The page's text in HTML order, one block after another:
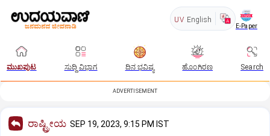
UV English
E-Paper
ಮುಖಪುಟ ಸುದ್ದಿ ವಿಭಾಗ ದಿನ ಭವಿಷ್ಯ ಹೊಂಗಿರಣ Search
ADVERTISEMENT
ರಾಷ್ಟ್ರೀಯ SEP 19, 2023, 9:15 PM IST